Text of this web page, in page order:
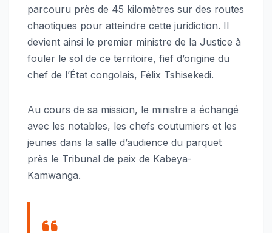
parcouru près de 45 kilomètres sur des routes
chaotiques pour atteindre cette juridiction. Il
devient ainsi le premier ministre de la Justice à
fouler le sol de ce territoire, fief d’origine du
chef de l’État congolais, Félix Tshisekedi.
Au cours de sa mission, le ministre a échangé
avec les notables, les chefs coutumiers et les
jeunes dans la salle d’audience du parquet
près le Tribunal de paix de Kabeya-
Kamwanga.